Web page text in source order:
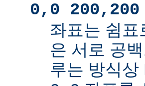
0,0 200,200
좌표는 쉼
은 서로 공
루는 방식